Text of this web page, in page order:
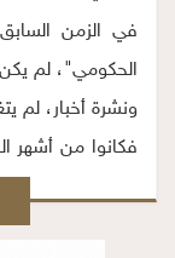
في الزمن
الحكومي"، لم يكن
ونشرة أخبار، لم
فكانوا من أشهر
كانوا